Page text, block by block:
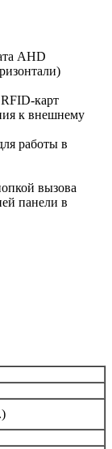
AHD
карт
к внешнему
работы в
вызова
панели в